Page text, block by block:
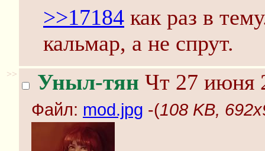
>>17184 как раз в
кальмар, а не спрут.
>> Уныл-тян Чт 27 июня
Файл: mod.jpg -(108 KB,